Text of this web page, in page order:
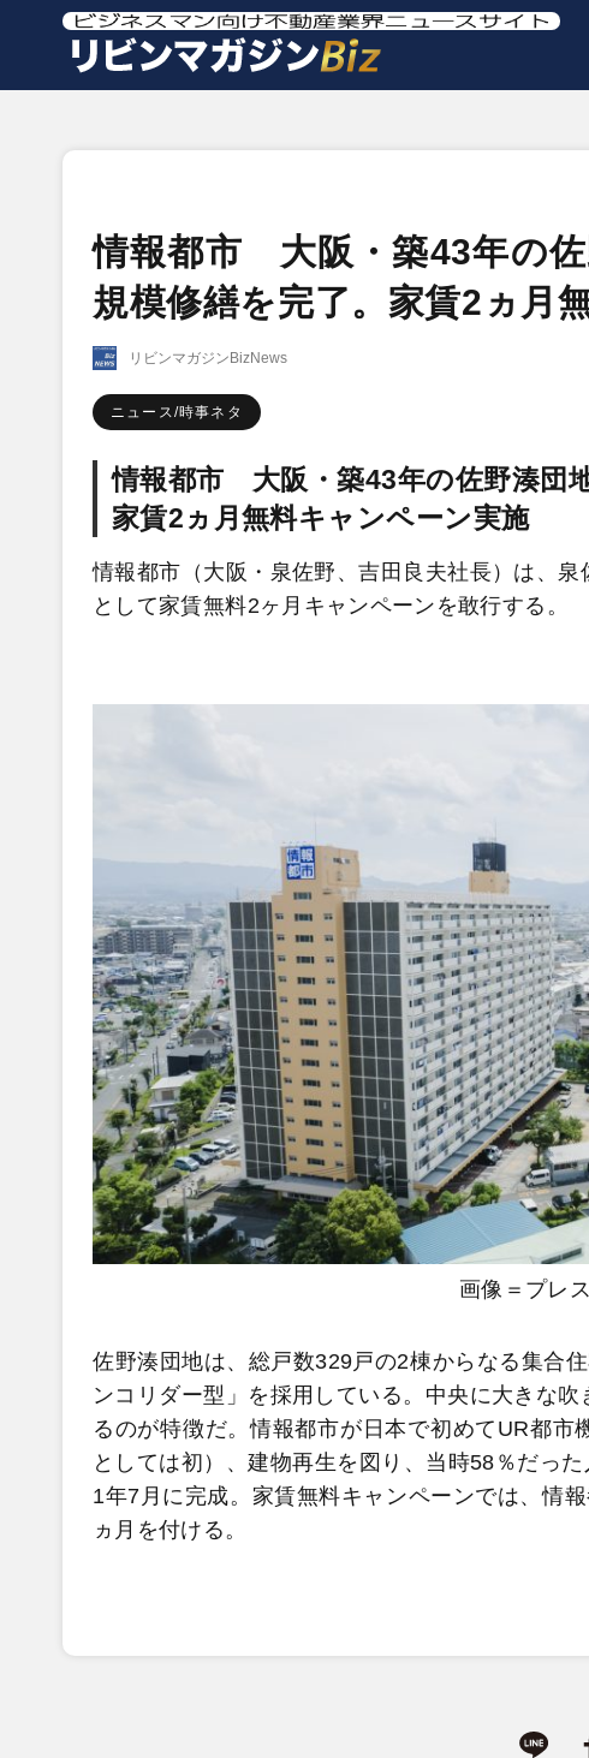
情報都市 大阪・築43年の
規模修繕を完了。家賃2ヵ月
リビンマガジンBizNews
ニュース/時事ネタ
情報都市 大阪・築43年の佐野湊団
家賃2ヵ月無料キャンペーン実施
情報都市（大阪・泉佐野、吉田良夫社長）は、
として家賃無料2ヶ月キャンペーンを敢行する。
画像＝プレ
佐野湊団地は、総戸数329戸の2棟からなる集合
ンコリダー型」を採用している。中央に大きな
るのが特徴だ。情報都市が日本で初めてUR都
としては初）、建物再生を図り、当時58％だっ
1年7月に完成。家賃無料キャンペーンでは、情
ヵ月を付ける。